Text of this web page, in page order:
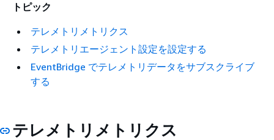
トピック
テレメトリメトリクス
テレメトリエージェント設定を設定する
EventBridge でテレメトリデータをサブスクライブ
する
テレメトリメトリクス